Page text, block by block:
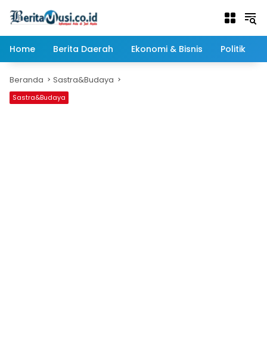
Home
Berita Daerah Ekonomi & Bisnis Politik
Beranda Sastra&Budaya
Sastra&Budaya